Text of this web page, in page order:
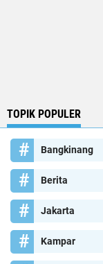
TOPIK POPULER
Bangkinang
Berita
Jakarta
Kampar